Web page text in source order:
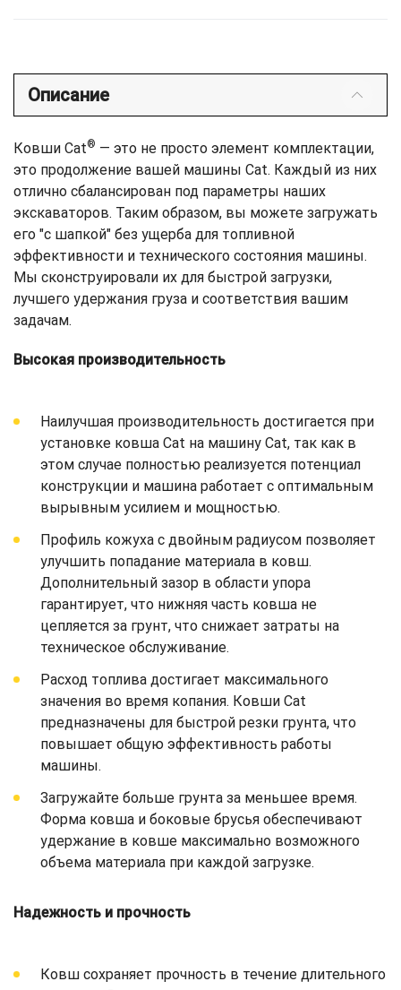
Описание
Ковши Cat® — это не просто элемент комплектации,
это продолжение вашей машины Cat. Каждый из них
отлично сбалансирован под параметры наших
экскаваторов. Таким образом, вы можете загружать
его "с шапкой" без ущерба для топливной
эффективности и технического состояния машины.
Мы сконструировали их для быстрой загрузки,
лучшего удержания груза и соответствия вашим
задачам.
Высокая производительность
Наилучшая производительность достигается при
установке ковша Cat на машину Cat, так как в
этом случае полностью реализуется потенциал
конструкции и машина работает с оптимальным
вырывным усилием и мощностью.
Профиль кожуха с двойным радиусом позволяет
улучшить попадание материала в ковш.
Дополнительный зазор в области упора
гарантирует, что нижняя часть ковша не
цепляется за грунт, что снижает затраты на
техническое обслуживание.
Расход топлива достигает максимального
значения во время копания. Ковши Cat
предназначены для быстрой резки грунта, что
повышает общую эффективность работы
машины.
Загружайте больше грунта за меньшее время.
Форма ковша и боковые брусья обеспечивают
удержание в ковше максимально возможного
объема материала при каждой загрузке.
Надежность и прочность
Ковш сохраняет прочность в течение длительного